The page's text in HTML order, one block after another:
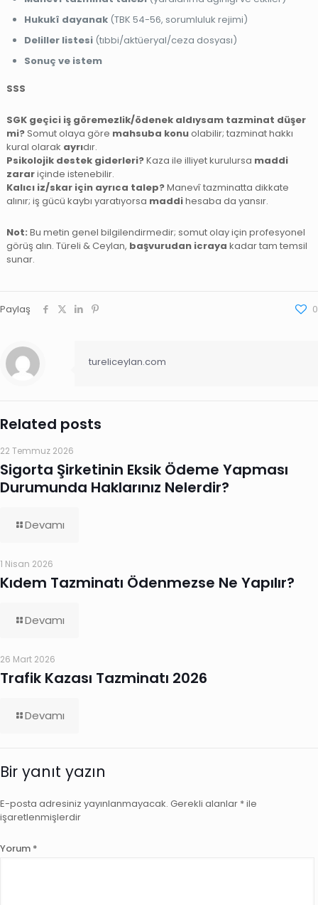
Hukukî dayanak (TBK 54-56, sorumluluk rejimi)
Deliller listesi (tıbbi/aktüeryal/ceza dosyası)
Sonuç ve istem
SSS
SGK geçici iş göremezlik/ödenek aldıysam tazminat düşer
mi?Somut olaya göre mahsuba konuolabilir; tazminat hakkı
kural olarak ayrıdır.
Psikolojik destek giderleri?Kaza ile illiyet kurulursa maddi
zarariçinde istenebilir.
Kalıcı iz/skar için ayrıca talep?Manevî tazminatta dikkate
alınır; iş gücü kaybı yaratıyorsa maddihesaba da yansır.
Not: Bu metin genel bilgilendirmedir; somut olay için profesyonel
görüş alın. Türeli & Ceylan, başvurudan icraya kadar tam temsil
sunar.
Paylaş 0
tureliceylan.com
Related posts
22 Temmuz 2026
Sigorta Şirketinin Eksik Ödeme Yapması
Durumunda Haklarınız Nelerdir?
Devamı
1 Nisan 2026
Kıdem Tazminatı Ödenmezse Ne Yapılır?
Devamı
26 Mart 2026
Trafik Kazası Tazminatı 2026
Devamı
Bir yanıt yazın
E-posta adresiniz yayınlanmayacak. Gerekli alanlar *ile
işaretlenmişlerdir
Yorum *